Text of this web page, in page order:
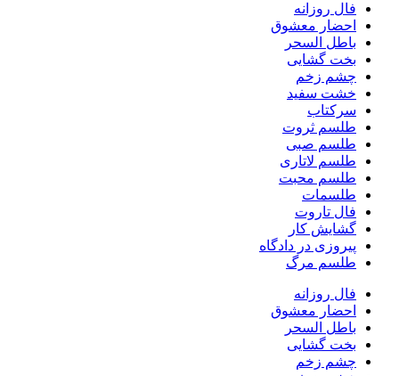
فال روزانه
احضار معشوق
باطل السحر
بخت گشایی
چشم زخم
خشت سفید
سرکتاب
طلسم ثروت
طلسم صبی
طلسم لاتاری
طلسم محبت
طلسمات
فال تاروت
گشایش کار
پیروزی در دادگاه
طلسم مرگ
فال روزانه
احضار معشوق
باطل السحر
بخت گشایی
چشم زخم